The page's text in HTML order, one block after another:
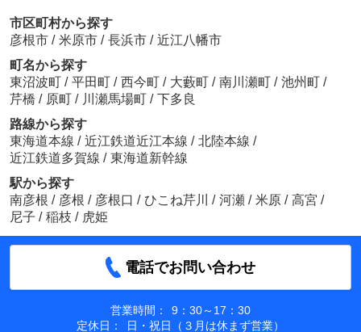
市区町村から探す
彦根市 / 米原市 / 長浜市 / 近江八幡市
町名から探す
東沼波町 / 平田町 / 西今町 / 大藪町 / 南川瀬町 / 池州町 /
芹橋 / 原町 / 川瀬馬場町 / 下多良
路線から探す
東海道本線 / 近江鉄道近江本線 / 北陸本線 /
近江鉄道多賀線 / 東海道新幹線
駅から探す
南彦根 / 彦根 / 彦根口 / ひこね芹川 / 河瀬 / 米原 / 高宮 /
尼子 / 稲枝 / 虎姫
電話でお問い合わせ
営業時間：
9：30～17：30
定休日：
日・祝日（３月は休まず営業）